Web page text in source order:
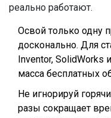
реально работают.
Освой только одну
досконально. Для
Inventor, SolidWorks
масса бесплатных
Не игнорируй
разы сокращает